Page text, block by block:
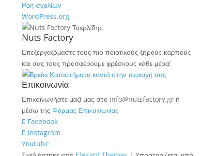
Ροή σχολίων
WordPress.org
Nuts Factory
Επεξεργαζόμαστε τους πιο ποιοτικούς ξηρούς καρπούς
και σας τους προσφέρουμε φρέσκους κάθε μέρα!
Επικοινωνία
Επικοινωνήστε μαζί μας στο info@nutsfactory.gr ή
μέσω της Φόρμας Επικοινωνίας
Facebook
Instagram
Youtube